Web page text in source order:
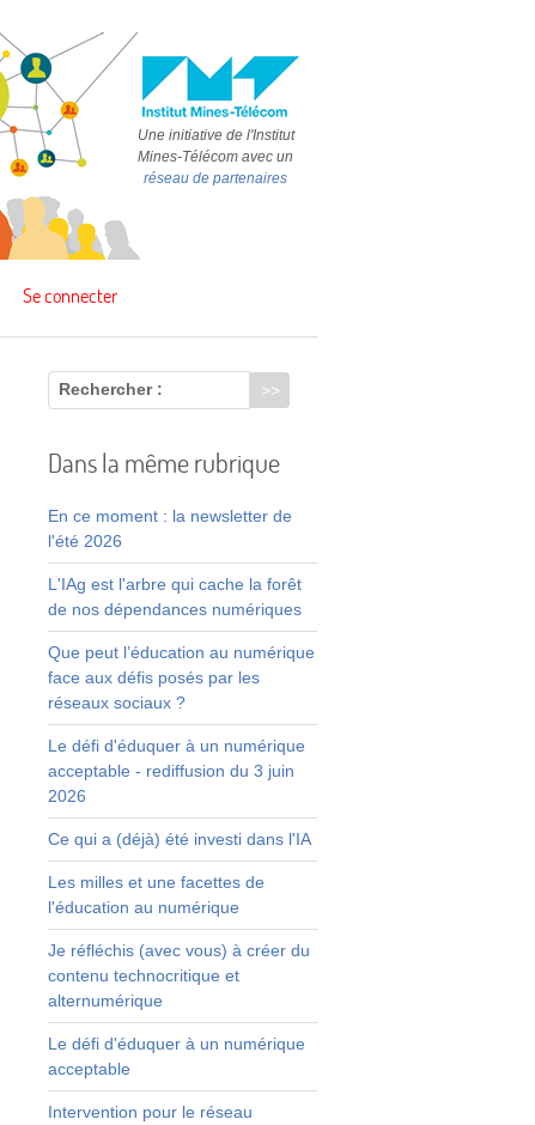
Une initiative de l'Institut
Mines-Télécom avec un
réseau de partenaires
Se connecter
Rechercher :
Dans la même rubrique
En ce moment : la newsletter de
l'été 2026
L'IAg est l'arbre qui cache la forêt
de nos dépendances numériques
Que peut l’éducation au numérique
face aux défis posés par les
réseaux sociaux ?
Le défi d'éduquer à un numérique
acceptable - rediffusion du 3 juin
2026
Ce qui a (déjà) été investi dans l'IA
Les milles et une facettes de
l'éducation au numérique
Je réfléchis (avec vous) à créer du
contenu technocritique et
alternumérique
Le défi d'éduquer à un numérique
acceptable
Intervention pour le réseau